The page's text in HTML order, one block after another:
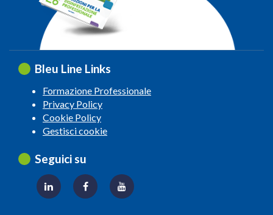
Bleu Line Links
Formazione Professionale
Privacy Policy
Cookie Policy
Gestisci cookie
Seguici su